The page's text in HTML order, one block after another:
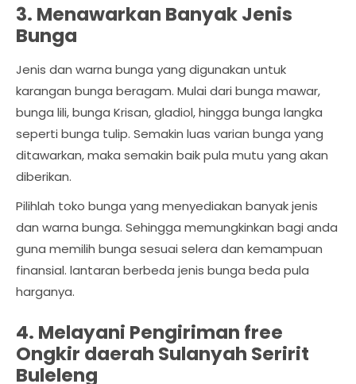
3. Menawarkan Banyak Jenis
Bunga
Jenis dan warna bunga yang digunakan untuk
karangan bunga beragam. Mulai dari bunga mawar,
bunga lili, bunga Krisan, gladiol, hingga bunga langka
seperti bunga tulip. Semakin luas varian bunga yang
ditawarkan, maka semakin baik pula mutu yang akan
diberikan.
Pilihlah toko bunga yang menyediakan banyak jenis
dan warna bunga. Sehingga memungkinkan bagi anda
guna memilih bunga sesuai selera dan kemampuan
finansial. lantaran berbeda jenis bunga beda pula
harganya.
4. Melayani Pengiriman free
Ongkir daerah Sulanyah Seririt
Buleleng